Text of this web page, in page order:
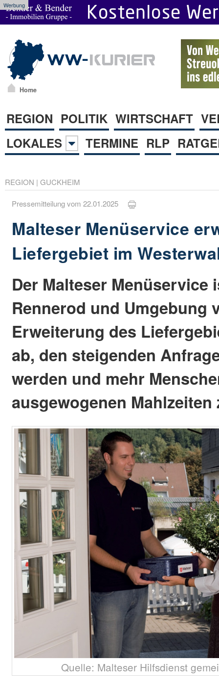
Werbung
Home
REGION POLITIK WIRTSCHAFT
LOKALES
TERMINE RLP
REGION | GUCKHEIM
Pressemitteilung vom 22.01.2025
Malteser Menüservice
Liefergebiet im
Der Malteser Menüservice
Rennerod und Umgebung
Erweiterung des
ab, den steigenden
werden und mehr
ausgewogenen
Quelle: Malteser Hilfsdienst